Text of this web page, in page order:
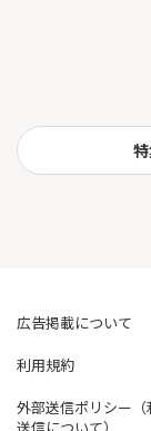
広告掲載について
利用規約
外部送信ポリシー